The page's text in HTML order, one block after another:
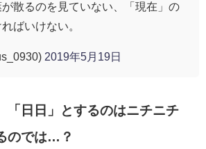
散るのを見ていない、「現在」の
ばいけない。
2019年5月19日
「日日」とするのはニチニチ
のでは…？